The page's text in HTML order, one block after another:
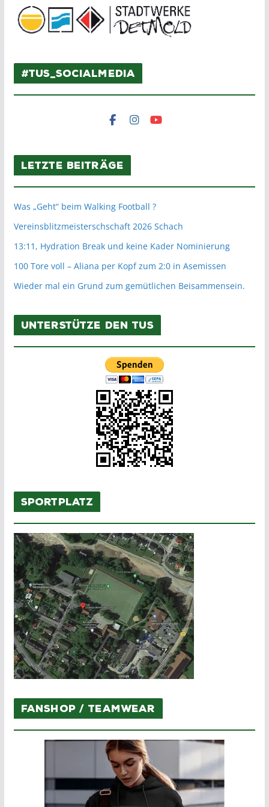
#TuS_SocialMedia
Letzte Beiträge
Was „Geht“ beim Walking Football ?
Vereinsblitzmeisterschschaft 2026 Schach
13:11, Hydration Break und keine Kader Nominierung
100 Tore voll – Aliana per Kopf zum 2:0 in Asemissen
Wieder mal ein Grund zum gemütlichen Beisammensein.
Unterstütze den TuS
Sportplatz
Fanshop / Teamwear